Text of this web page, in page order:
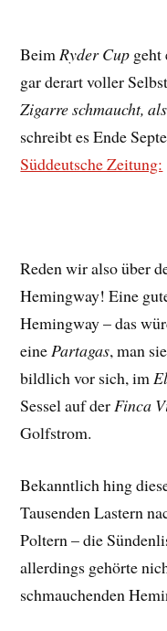
BeimRyder Cup
gar derart voller
Zigarre schmaucht,
schreibt es Ende
Süddeutsche Zeitung:
Reden wir also über
Hemingway! Eine
Hemingway – das
einePartagas, man
bildlich vor sich, im
Sessel auf derFinca
Golfstrom.
Bekanntlich hing
Tausenden Lastern
Poltern – die
allerdings gehörte
schmauchenden